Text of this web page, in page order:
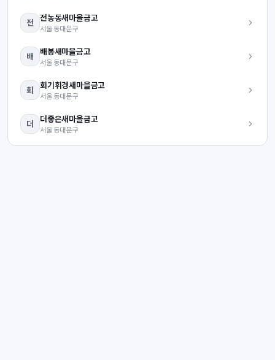
전 전농동새마을금고
서울 동대문구
배 배봉새마을금고
서울 동대문구
회 회기휘경새마을금고
서울 동대문구
더 더좋은새마을금고
서울 동대문구